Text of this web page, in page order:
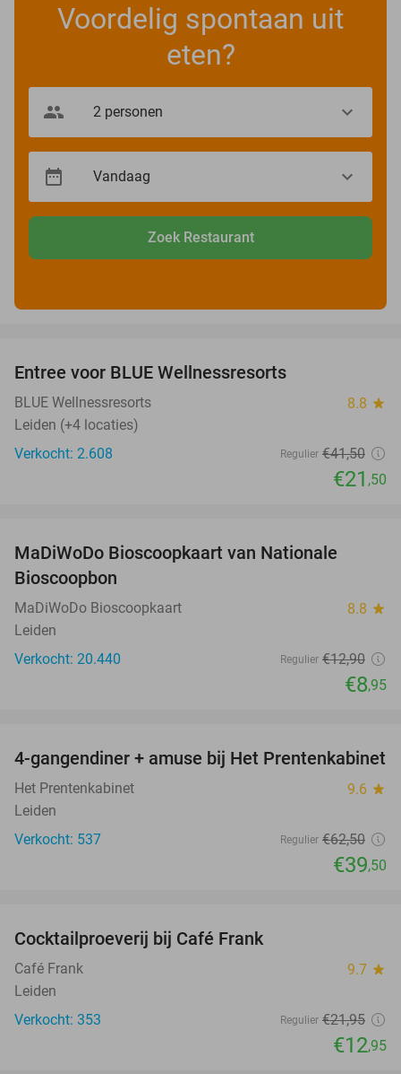
Voordelig spontaan uit
eten?
Zoek Restaurant
Entree voor BLUE Wellnessresorts
BLUE Wellnessresorts 8.8 star
Leiden (+4 locaties)
Verkocht: 2.608
Regulier €41,50
€21 ,50
MaDiWoDo Bioscoopkaart van Nationale
Bioscoopbon
MaDiWoDo Bioscoopkaart 8.8 star
Leiden
Verkocht: 20.440
Regulier €12,90
€8,95
37%
4-gangendiner + amuse bij Het Prentenkabinet
Het Prentenkabinet 9.6 star
Leiden
Verkocht: 537
Regulier €62,50
€39,50
Cocktailproeverij bij Café Frank
Café Frank 9.7 star
Leiden
Verkocht: 353
Regulier €21,95
€12,95